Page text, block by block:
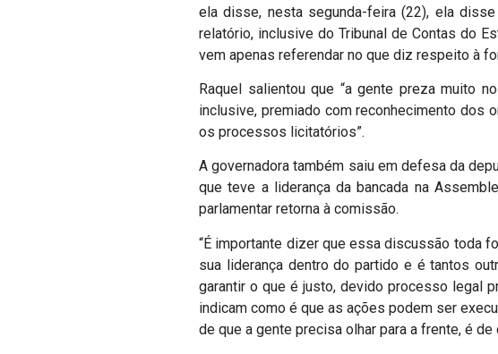
ela disse, nesta segunda-feira (22), ela
relatório, inclusive do Tribunal de Contas do
vem apenas referendar no que diz respeito à
Raquel salientou que “a gente preza muito
inclusive, premiado com reconhecimento dos
os processos licitatórios”.
A governadora também saiu em defesa da
que teve a liderança da bancada na
parlamentar retorna à comissão.
“É importante dizer que essa discussão toda
sua liderança dentro do partido e é tantos
garantir o que é justo, devido processo legal
indicam como é que as ações podem ser
de que a gente precisa olhar para a frente, é